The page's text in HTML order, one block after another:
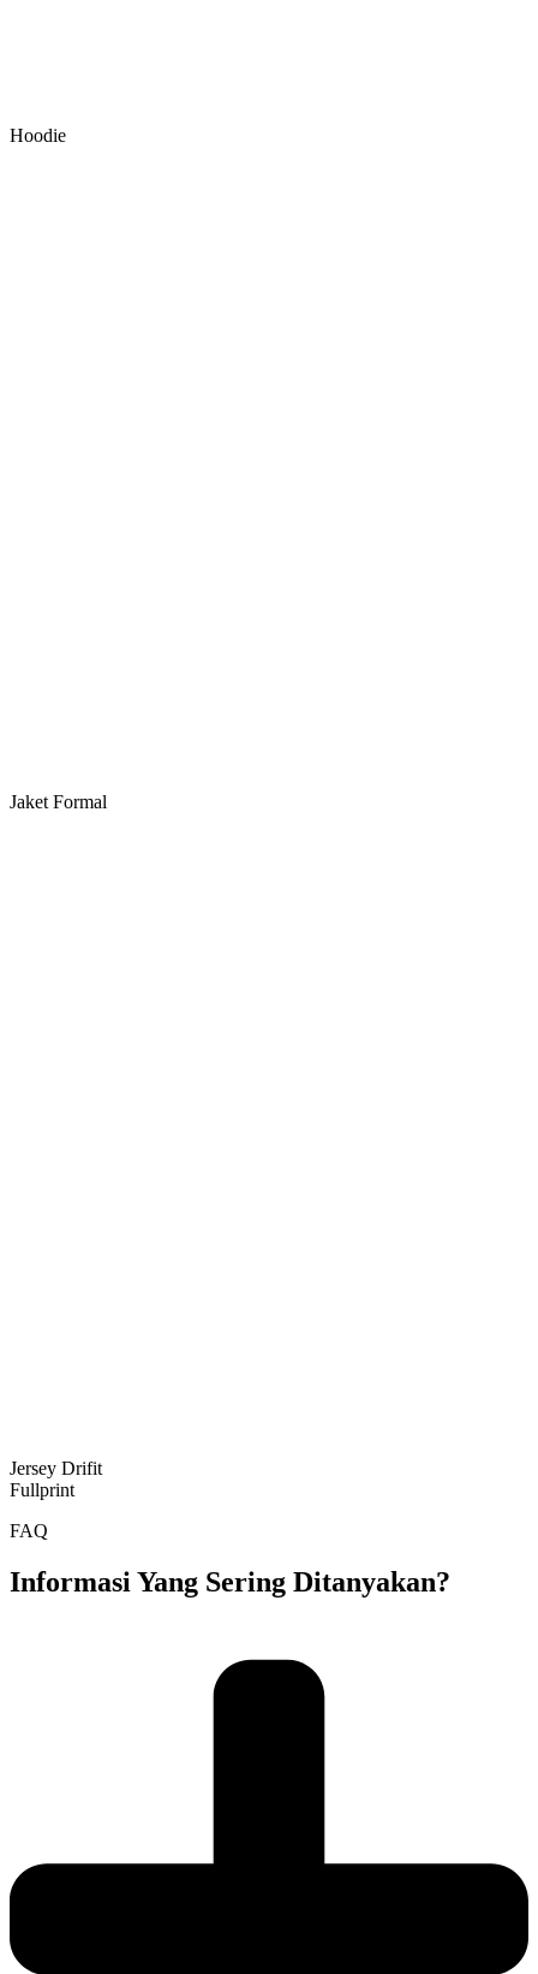
Hoodie
Jaket Formal
Jersey Drifit
Fullprint
FAQ
Informasi Yang Sering Ditanyakan?